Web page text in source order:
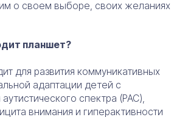
о своем выборе, своих желаниях
планшет?
для развития коммуникативных
адаптации детей с
спектра (РАС),
внимания и гиперактивности